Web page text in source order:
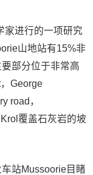
家进行的一项研究
山地站有15%非
部分位于非常高
George
road，
覆盖石灰岩的坡
站Mussoorie目睹